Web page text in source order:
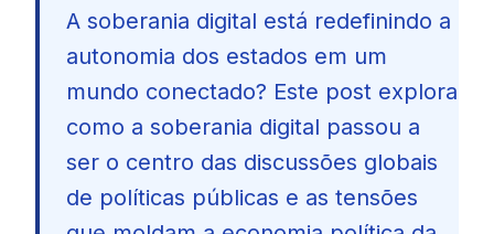
A soberania digital está redefinindo a
autonomia dos estados em um
mundo conectado? Este post explora
como a soberania digital passou a
ser o centro das discussões globais
de políticas públicas e as tensões